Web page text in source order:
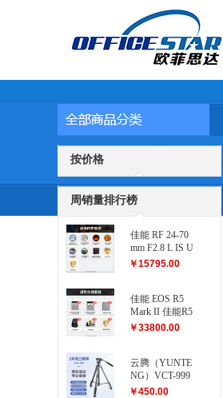
按价格
周销量排行榜
佳能 RF 24-70
mm F2.8 L IS U
SM 滤镜防护
￥15795.00
佳能 EOS R5
Mark II 佳能R5
二代...
￥33800.00
云腾（YUNTE
NG）VCT-999
大型三脚架
￥450.00